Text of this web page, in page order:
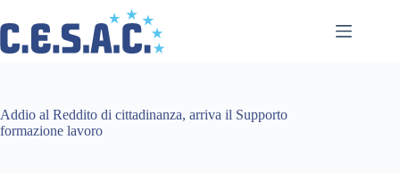
al
contenuto
Addio al Reddito di cittadinanza, arriva il Supporto
formazione lavoro